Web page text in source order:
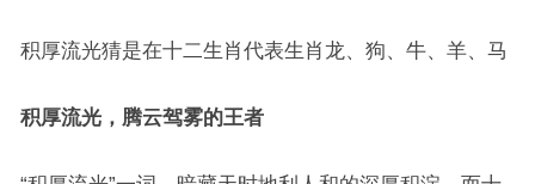
积厚流光猜是在十二生肖代表生肖龙、狗、牛、羊、马
积厚流光，腾云驾雾的王者